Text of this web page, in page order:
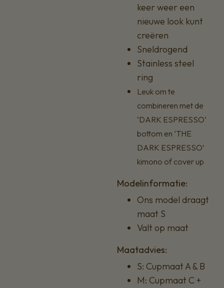
keer weer een
nieuwe look kunt
creëren
Sneldrogend
Stainless steel
ring
Leuk om te
combineren met de
‘DARK ESPRESSO‘
bottom en ‘THE
DARK ESPRESSO’
kimono of cover up
Modelinformatie:
Ons model draagt
maat S
Valt op maat
Maatadvies:
S: Cupmaat A & B
M: Cupmaat C +